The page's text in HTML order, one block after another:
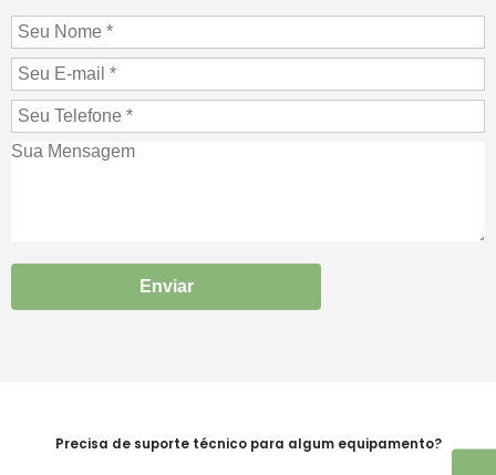
Enviar
Precisa de suporte técnico para algum equipamento?